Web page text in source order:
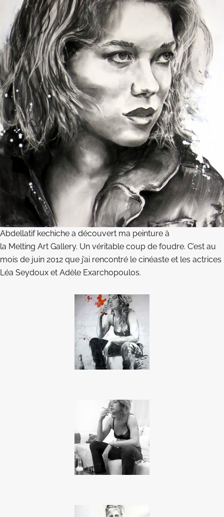
Abdellatif kechiche a découvert ma peinture à
la Melting Art Gallery. Un véritable coup de foudre. C’est au
mois de juin 2012 que j’ai rencontré le cinéaste et les actrices
Léa Seydoux et Adèle Exarchopoulos.